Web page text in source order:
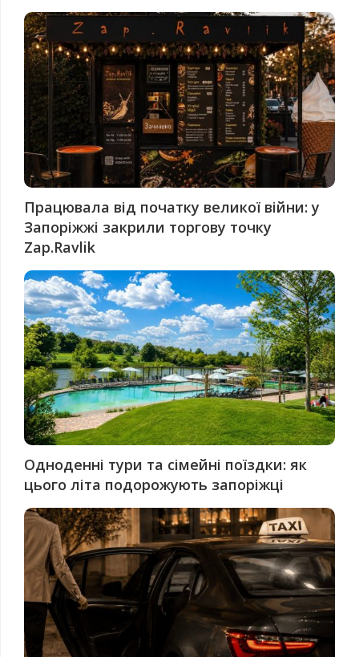
Працювала від початку великої війни: у
Запоріжжі закрили торгову точку
Zap.Ravlik
Одноденні тури та сімейні поїздки: як
цього літа подорожують запоріжці